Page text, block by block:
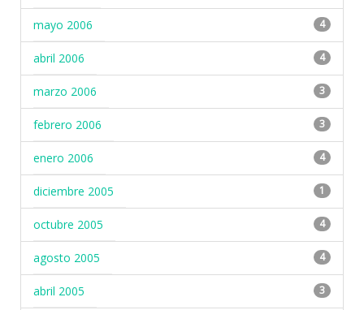
mayo 2006 4
abril 2006 4
marzo 2006 3
febrero 2006 3
enero 2006 4
diciembre 2005 1
octubre 2005 4
agosto 2005 4
abril 2005 3